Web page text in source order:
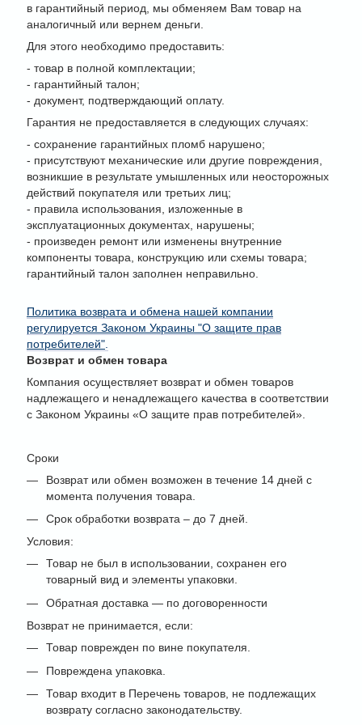
в гарантийный период, мы обменяем Вам товар на
аналогичный или вернем деньги.
Для этого необходимо предоставить:
- товар в полной комплектации;
- гарантийный талон;
- документ, подтверждающий оплату.
Гарантия не предоставляется в следующих случаях:
- сохранение гарантийных пломб нарушено;
- присутствуют механические или другие повреждения,
возникшие в результате умышленных или неосторожных
действий покупателя или третьих лиц;
- правила использования, изложенные в
эксплуатационных документах, нарушены;
- произведен ремонт или изменены внутренние
компоненты товара, конструкцию или схемы товара;
гарантийный талон заполнен неправильно.
Политика возврата и обмена нашей компании
регулируется Законом Украины "О защите прав
потребителей"
Возврат и обмен товара
Компания осуществляет возврат и обмен товаров
надлежащего и ненадлежащего качества в соответствии
с Законом Украины «О защите прав потребителей».
Сроки
Возврат или обмен возможен в течение 14 дней с
момента получения товара.
Срок обработки возврата – до 7 дней.
Условия:
Товар не был в использовании, сохранен его
товарный вид и элементы упаковки.
Обратная доставка — по договоренности
Возврат не принимается, если:
Товар поврежден по вине покупателя.
Повреждена упаковка.
Товар входит в Перечень товаров, не подлежащих
возврату согласно законодательству.